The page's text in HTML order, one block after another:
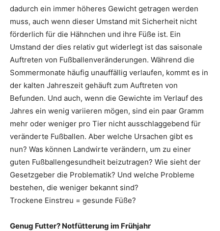
dadurch ein immer höheres Gewicht getragen werden
muss, auch wenn dieser Umstand mit Sicherheit nicht
förderlich für die Hähnchen und ihre Füße ist. Ein
Umstand der dies relativ gut widerlegt ist das saisonale
Auftreten von Fußballenveränderungen. Während die
Sommermonate häufig unauffällig verlaufen, kommt es in
der kalten Jahreszeit gehäuft zum Auftreten von
Befunden. Und auch, wenn die Gewichte im Verlauf des
Jahres ein wenig variieren mögen, sind ein paar Gramm
mehr oder weniger pro Tier nicht ausschlaggebend für
veränderte Fußballen. Aber welche Ursachen gibt es
nun? Was können Landwirte verändern, um zu einer
guten Fußballengesundheit beizutragen? Wie sieht der
Gesetzgeber die Problematik? Und welche Probleme
bestehen, die weniger bekannt sind?
Trockene Einstreu = gesunde Füße?
Genug Futter? Notfütterung im Frühjahr